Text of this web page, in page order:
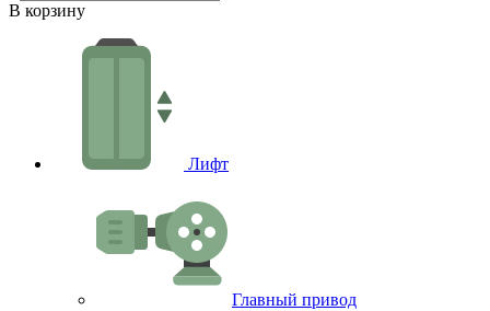
В корзину
Лифт
Главный привод